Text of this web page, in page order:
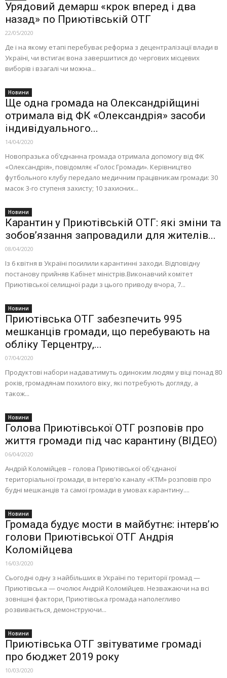
Урядовий демарш «крок вперед і два
назад» по Приютівській ОТГ
22/05/2020
Де і на якому етапі перебуває реформа з децентралізації влади в
Україні, чи встигає вона завершитися до чергових місцевих
виборів і взагалі чи можна...
Новини
Ще одна громада на Олександрійщині
отримала від ФК «Олександрія» засоби
індивідуального...
14/04/2020
Новопразька об’єднанна громада отримала допомогу від ФК
«Олександрія», повідомляє «Голос Громади». Керівництво
футбольного клубу передало медичним працівникам громади: 30
масок 3-го ступеня захисту; 10 захисних...
Новини
Карантин у Приютівській ОТГ: які зміни та
зобов’язання запровадили для жителів...
08/04/2020
Із 6 квітня в Україні посилили карантинні заходи. Відповідну
постанову прийняв Кабінет міністрів.Виконавчий комітет
Приютівської селищної ради з цього приводу вчора, 7...
Новини
Приютівська ОТГ забезпечить 995
мешканців громади, що перебувають на
обліку Терцентру,...
07/04/2020
Продуктовi набори надаватимуть одиноким людям у віці понад 80
рокiв, громадянам похилого вiку, якi потребують догляду, а
також...
Новини
Голова Приютівської ОТГ розповів про
життя громади під час карантину (ВІДЕО)
06/04/2020
Андрій Коломійцев – голова Приютівської об'єднаної
територіальної громади, в інтерв'ю каналу «КТМ» розповів про
будні мешканців та самої громади в умовах карантину....
Новини
Громада будує мости в майбутнє: інтерв’ю
голови Приютівської ОТГ Андрія
Коломійцева
16/03/2020
Сьогодні одну з найбільших в Україні по території громад —
Приютівська — очолює Андрій Коломійцев. Незважаючи на всі
зовнішні фактори, Приютівська громада наполегливо
розвивається, демонструючи...
Новини
Приютівська ОТГ звітуватиме громаді
про бюджет 2019 року
10/03/2020